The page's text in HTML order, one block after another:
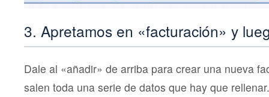
3. Apretamos en «facturación» y
Dale al «añadir» de arriba para crear una nueva
salen toda una serie de datos que hay que